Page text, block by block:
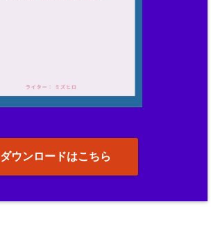
ダウンロードはこちら